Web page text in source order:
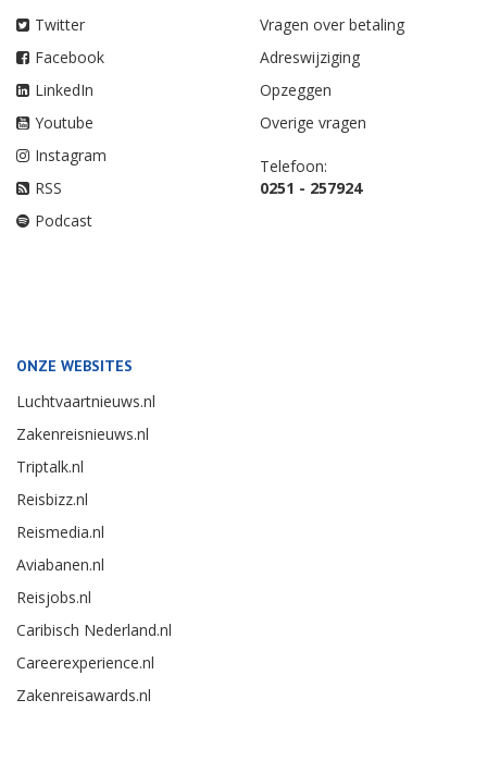
Twitter
Facebook
LinkedIn
Youtube
Instagram
RSS
Podcast
Vragen over betaling
Adreswijziging
Opzeggen
Overige vragen
Telefoon:
0251 - 257924
ONZE WEBSITES
Luchtvaartnieuws.nl
Zakenreisnieuws.nl
Triptalk.nl
Reisbizz.nl
Reismedia.nl
Aviabanen.nl
Reisjobs.nl
Caribisch Nederland.nl
Careerexperience.nl
Zakenreisawards.nl